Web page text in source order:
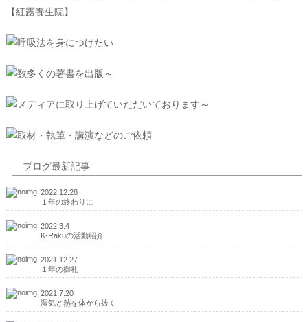
ブログ最新記事
2022.12.28
１年の終わりに
2022.3.4
K-Rakuの活動紹介
2021.12.27
１年の御礼
2021.7.20
湿気と熱を体から抜く